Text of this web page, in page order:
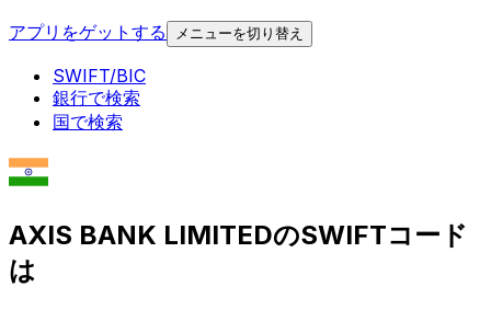
アプリをゲットする
メニューを切り替え
SWIFT/BIC
銀行で検索
国で検索
AXIS BANK LIMITEDのSWIFTコード
は